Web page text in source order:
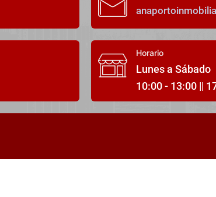
Horario
Lunes a Sábado
10:00 - 13:00 ||